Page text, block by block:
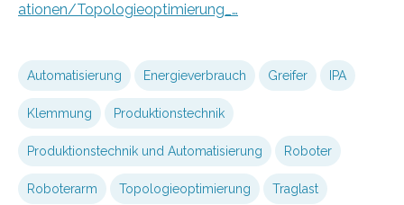
ationen/Topologieoptimierung_…
Automatisierung Energieverbrauch Greifer IPA
Klemmung Produktionstechnik
Produktionstechnik und Automatisierung Roboter
Roboterarm Topologieoptimierung Traglast